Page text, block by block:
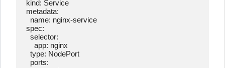
kind: Service
metadata:
spec: